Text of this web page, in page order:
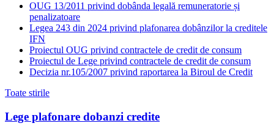
OUG 13/2011 privind dobânda legală remuneratorie și
penalizatoare
Legea 243 din 2024 privind plafonarea dobânzilor la creditele
IFN
Proiectul OUG privind contractele de credit de consum
Proiectul de Lege privind contractele de credit de consum
Decizia nr.105/2007 privind raportarea la Biroul de Credit
Toate stirile
Lege plafonare dobanzi credite